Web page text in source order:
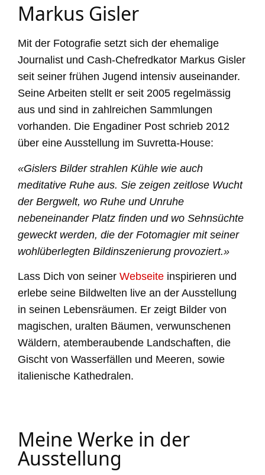
Markus Gisler
Mit der Fotografie setzt sich der ehemalige
Journalist und Cash-Chefredkator Markus Gisler
seit seiner frühen Jugend intensiv auseinander.
Seine Arbeiten stellt er seit 2005 regelmässig
aus und sind in zahlreichen Sammlungen
vorhanden. Die Engadiner Post schrieb 2012
über eine Ausstellung im Suvretta-House:
«Gislers Bilder strahlen Kühle wie auch
meditative Ruhe aus. Sie zeigen zeitlose Wucht
der Bergwelt, wo Ruhe und Unruhe
nebeneinander Platz finden und wo Sehnsüchte
geweckt werden, die der Fotomagier mit seiner
wohlüberlegten Bildinszenierung provoziert.»
Lass Dich von seiner Webseite inspirieren und
erlebe seine Bildwelten live an der Ausstellung
in seinen Lebensräumen. Er zeigt Bilder von
magischen, uralten Bäumen, verwunschenen
Wäldern, atemberaubende Landschaften, die
Gischt von Wasserfällen und Meeren, sowie
italienische Kathedralen.
Meine Werke in der
Ausstellung